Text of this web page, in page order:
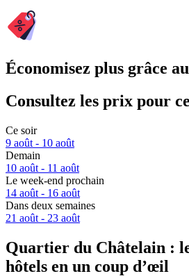
Économisez plus grâce
Consultez les prix pour
Ce soir
9 août - 10 août
Demain
10 août - 11 août
Le week-end prochain
14 août - 16 août
Dans deux semaines
21 août - 23 août
Quartier du Châtelain :
hôtels en un coup d’œil